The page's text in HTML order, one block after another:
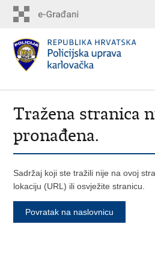
Tražena stranica
pronađena.
Sadržaj koji ste tražili nije na ovoj
lokaciju (URL) ili osvježite stranicu.
Povratak na naslovnicu